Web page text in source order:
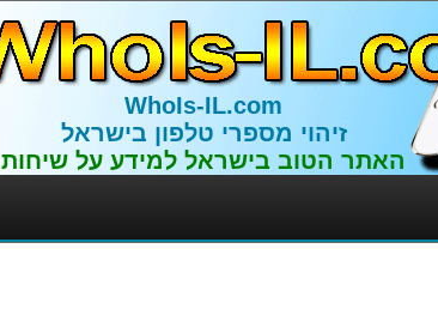
WhoIs-IL.com
זיהוי מספרי טלפון בישראל
האתר הטוב בישראל למידע על שיחות